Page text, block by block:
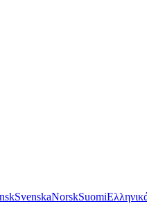
SvenskaNorskSuomi